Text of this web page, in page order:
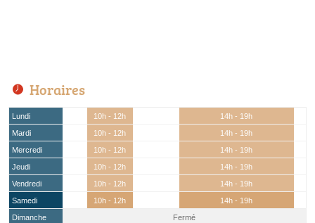
Horaires
Lundi 10h - 12h
14h - 19h
Mardi
10h - 12h
14h - 19h
Mercredi
10h - 12h
14h - 19h
Jeudi
10h - 12h
14h - 19h
Vendredi
10h - 12h
14h - 19h
Samedi
10h - 12h
14h - 19h
Dimanche
Fermé